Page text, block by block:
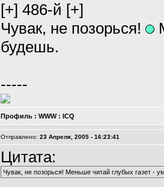
[+] 486-й [+]
Чувак, не позорься!
будешь.
-----
Профиль : WWW: ICQ
Отправлено: 23 Апреля, 2005 - 16:23:41
Цитата:
Чувак, не позорься! Меньше читай глубых газет -